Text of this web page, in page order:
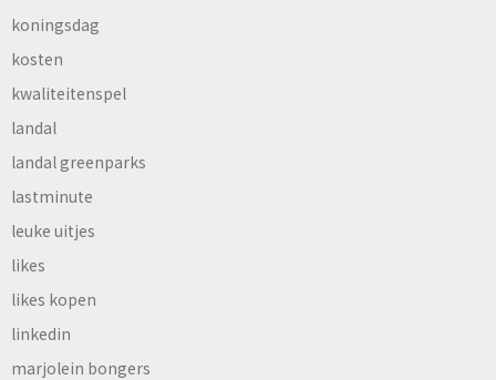
koningsdag
kosten
kwaliteitenspel
landal
landal greenparks
lastminute
leuke uitjes
likes
likes kopen
linkedin
marjolein bongers